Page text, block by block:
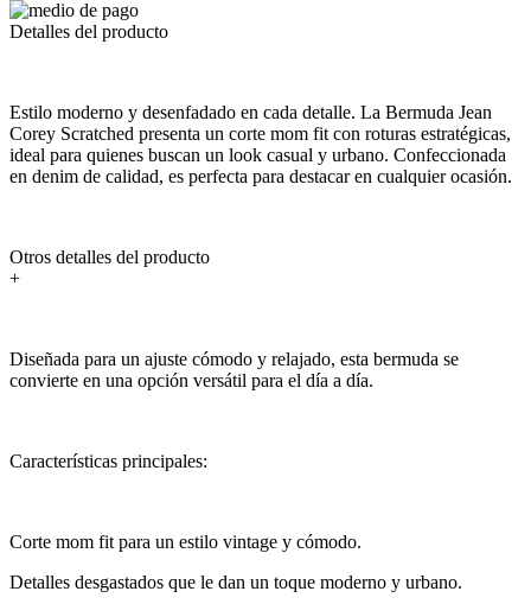
Detalles del producto
Estilo moderno y desenfadado en cada detalle. La Bermuda Jean
Corey Scratched presenta un corte mom fit con roturas estratégicas,
ideal para quienes buscan un look casual y urbano. Confeccionada
en denim de calidad, es perfecta para destacar en cualquier ocasión.
Otros detalles del producto
+
Diseñada para un ajuste cómodo y relajado, esta bermuda se
convierte en una opción versátil para el día a día.
Características principales:
Corte mom fit para un estilo vintage y cómodo.
Detalles desgastados que le dan un toque moderno y urbano.